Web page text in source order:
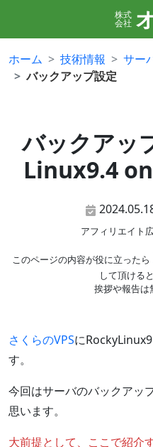
株式
会社
ホーム 技術情報 サー
バックアップ設定
バックアッ
Linux9.4
アフィリエイト
このページの内容が役に立ったら
して頂ける
挨拶や報告は
さくらのVPSに
す。
今回はサーバのバックアッ
思います。
大前提として、ここで紹介